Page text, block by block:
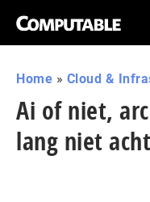
Home » Cloud &
Ai of niet,
lang niet